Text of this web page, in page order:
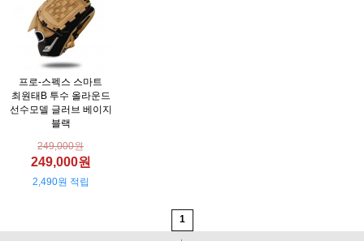
프로-스펙스 스마트
최원태B 투수 올라운드
선수모델 글러브 베이지
블랙
249,000원
249,000원
2,490원 적립
1